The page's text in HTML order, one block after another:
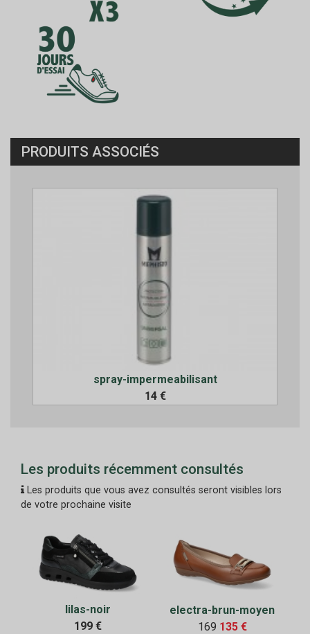
PRODUITS ASSOCIÉS
spray-impermeabilisant
14 €
Les produits récemment consultés
Les produits que vous avez consultés seront visibles lors
de votre prochaine visite
lilas-noir
199 €
electra-brun-moyen
169 135 €